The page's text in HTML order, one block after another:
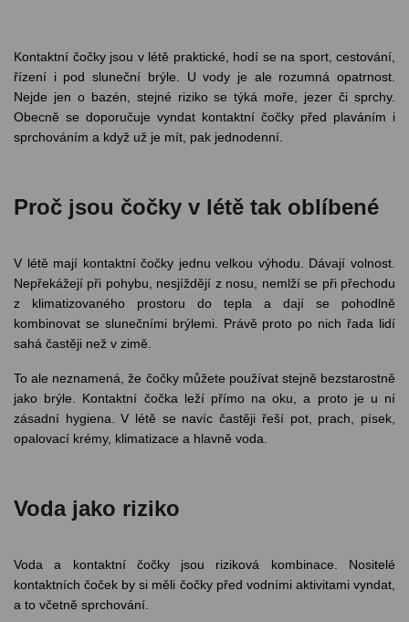
Kontaktní čočky jsou v létě praktické, hodí se na sport, cestování,
řízení i pod sluneční brýle. U vody je ale rozumná opatrnost.
Nejde jen o bazén, stejné riziko se týká moře, jezer či sprchy.
Obecně se doporučuje vyndat kontaktní čočky před plaváním i
sprchováním a když už je mít, pak jednodenní.
Proč jsou čočky v létě tak oblíbené
V létě mají kontaktní čočky jednu velkou výhodu. Dávají volnost.
Nepřekážejí při pohybu, nesjíždějí z nosu, nemlží se při přechodu
z klimatizovaného prostoru do tepla a dají se pohodlně
kombinovat se slunečními brýlemi. Právě proto po nich řada lidí
sahá častěji než v zimě.
To ale neznamená, že čočky můžete používat stejně bezstarostně
jako brýle. Kontaktní čočka leží přímo na oku, a proto je u ní
zásadní hygiena. V létě se navíc častěji řeší pot, prach, písek,
opalovací krémy, klimatizace a hlavně voda.
Voda jako riziko
Voda a kontaktní čočky jsou riziková kombinace. Nositelé
kontaktních čoček by si měli čočky před vodními aktivitami vyndat,
a to včetně sprchování.